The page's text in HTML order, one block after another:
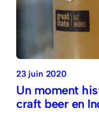
23 juin 2020
Un moment
craft beer en